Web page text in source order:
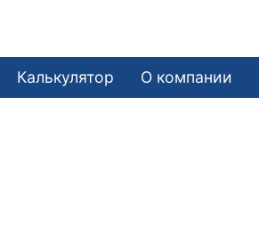
Калькулятор О компании